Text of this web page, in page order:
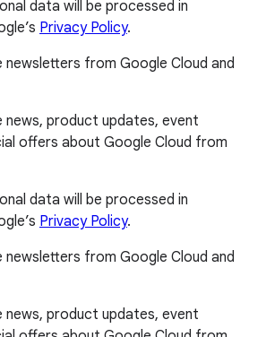
data will be processed in
Privacy Policy.
newsletters from Google Cloud and
news, product updates, event
offers about Google Cloud from
data will be processed in
Privacy Policy.
newsletters from Google Cloud and
news, product updates, event